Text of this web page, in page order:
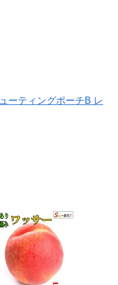
ーティングポーチB レ